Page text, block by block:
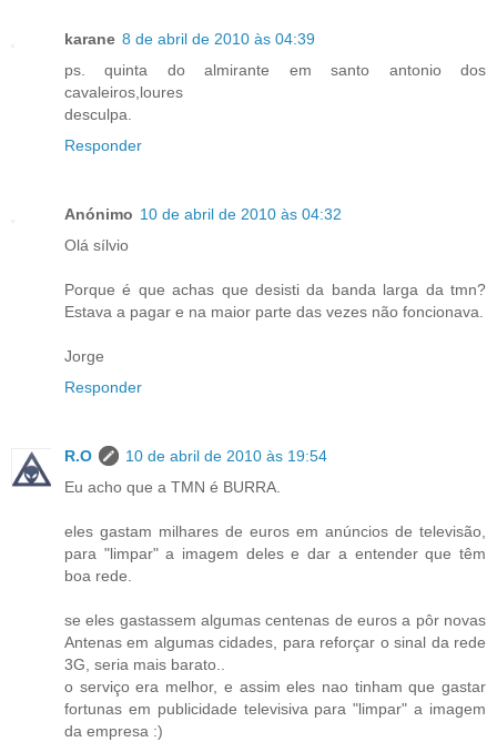
karane 8 de abril de 2010 às 04:39
ps. quinta do almirante em santo antonio dos
cavaleiros,loures
desculpa.
Responder
Anónimo 10 de abril de 2010 às 04:32
Olá sílvio
Porque é que achas que desisti da banda larga da tmn?
Estava a pagar e na maior parte das vezes não foncionava.
Jorge
Responder
R.O
10 de abril de 2010 às 19:54
Eu acho que a TMN é BURRA.
eles gastam milhares de euros em anúncios de televisão,
para "limpar" a imagem deles e dar a entender que têm
boa rede.
se eles gastassem algumas centenas de euros a pôr novas
Antenas em algumas cidades, para reforçar o sinal da rede
3G, seria mais barato..
o serviço era melhor, e assim eles nao tinham que gastar
fortunas em publicidade televisiva para "limpar" a imagem
da empresa :)